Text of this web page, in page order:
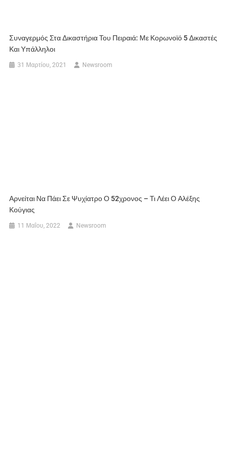
Συναγερμός Στα Δικαστήρια Του Πειραιά: Με Κορωνοϊό 5 Δικαστές
Και Υπάλληλοι
31 Μαρτίου, 2021 Newsroom
Αρνείται Να Πάει Σε Ψυχίατρο Ο 52χρονος – Τι Λέει Ο Αλέξης
Κούγιας
11 Μαΐου, 2022 Newsroom